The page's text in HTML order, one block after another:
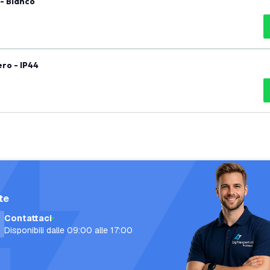
- IP44
Contattaci
Disponibili dalle 09:00 alle 17:00